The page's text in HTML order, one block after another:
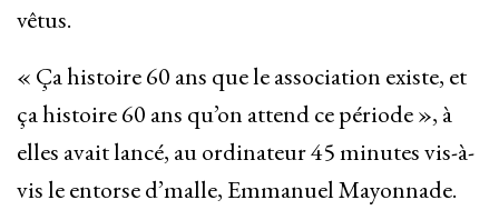
vêtus.
« Ça histoire 60 ans que le association existe, et
ça histoire 60 ans qu’on attend ce période », à
elles avait lancé, au ordinateur 45 minutes vis-à-
vis le entorse d’malle, Emmanuel Mayonnade.